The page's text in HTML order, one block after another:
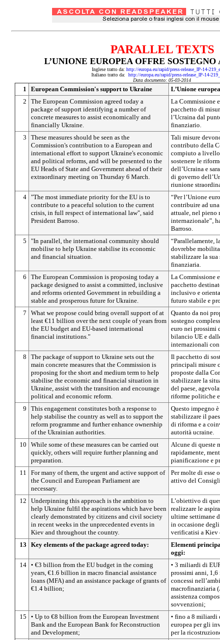
PARALLEL TEXTS
L’UNIONE EUROPEA OFFRE
Inglese tratto da: http://europa.eu/rapid/press-release_IP-14-
Italiano tratto da: http://europa.eu/rapid/press-release_IP-14-
Data documento: 05-03-2014
1 European Commission's support to Ukraine
L’Unione
2
The European Commission agreed today a
package of support identifying a number of
concrete measures to assist economically and
financially Ukraine.
La Commissione
pacchetto di
l’Ucraina dal
finanziario.
3
These measures should be seen as the
Commission's contribution to a European and
international effort to support Ukraine's economic
and political reforms, and will be presented to the
EU Heads of State and Government ahead of their
extraordinary meeting on Thursday 6 March.
Tali misure
contributo della
compiuto a livello
sostenere le
dell’Ucraina e
di governo
riunione
4 "The most immediate priority for the EU is to
contribute to a peaceful solution to the current
crisis, in full respect of international law", said
President Barroso.
“Per l’Unione
contribuire ad
attuale, nel
internazionale”,
Barroso.
5
"In parallel, the international community should
mobilise to help Ukraine stabilise its economic
and financial situation.
“Parallelamente,
dovrebbe
stabilizzare la
finanziaria.
6
The European Commission is proposing today a
package designed to assist a committed, inclusive
and reforms oriented Government in rebuilding a
stable and prosperous future for Ukraine.
La Commissione
pacchetto
inclusivo e
futuro stabile e
7
What we propose could bring overall support of at
least €11 billion over the next couple of years from
the EU budget and EU-based international
financial institutions."
Quanto da noi
sostegno
euro nei prossimi
bilancio UE e
internazionali con
8
The package of support to Ukraine sets out the
main concrete measures that the Commission is
proposing for the short and medium term to help
stabilise the economic and financial situation in
Ukraine, assist with the transition and encourage
political and economic reform.
Il pacchetto di
principali misure
proposte dalla
stabilizzare la
del paese,
riforme politiche
9
This engagement constitutes both a response to
help stabilise the country as well as to support the
reform programme and further enhance ownership
of the Ukrainian authorities.
Questo impegno
stabilizzare il
di riforma e a
autorità ucraine.
10
While some of these measures can be carried out
quickly, others will require further planning and
preparation.
Alcune di queste
rapidamente,
pianificazione e
11
For many of them, the urgent and active support of
the Council and European Parliament are
necessary.
Per molte di esse
attivo del
12
Underpinning this approach is the ambition to
help Ukraine fulfil the aspirations which have been
clearly demonstrated by citizens and civil society
in recent weeks in the unprecedented events in
Kiev and throughout the country.
L’obiettivo di
realizzare le
ultime settimane
in occasione
verificatisi a Kiev
13
Key elements of the package agreed today:
Elementi
oggi:
14 • €3 billion from the EU budget in the coming
years, €1.6 billion in macro financial assistance
loans (MFA) and an assistance package of grants of
€1.4 billion;
• 3 miliardi di
prossimi anni,
concessi
macrofinanziaria
assistenza
sovvenzioni;
15
• Up to €8 billion from the European Investment
Bank and the European Bank for Reconstruction
and Development;
• fino a 8 miliardi
europea per gli
per la